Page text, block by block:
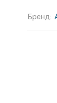
Бренд: